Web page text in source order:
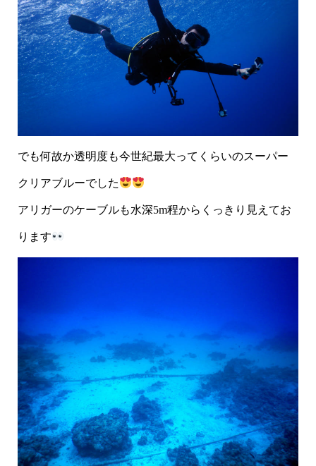
でも何故か透明度も今世紀最大ってくらいのスーパー
クリアブルーでした
アリガーのケーブルも水深5m程からくっきり見えてお
ります